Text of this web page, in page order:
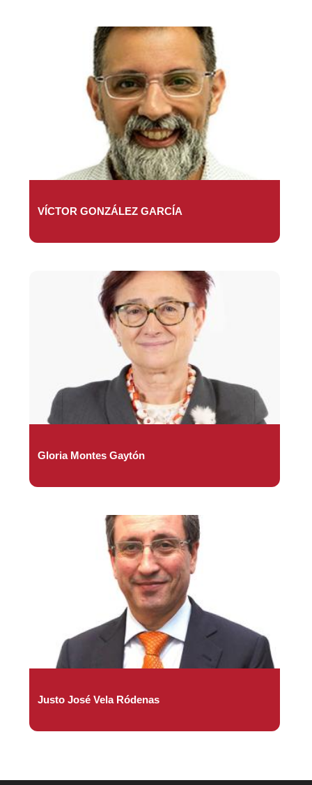
VÍCTOR GONZÁLEZ GARCÍA
Gloria Montes Gaytón
Justo José Vela Ródenas